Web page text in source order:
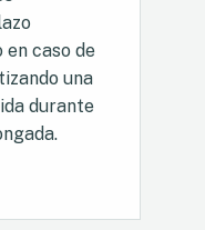
en caso de
una
durante